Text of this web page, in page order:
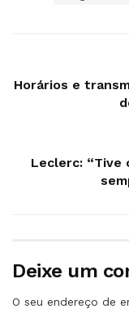
Horários e
Leclerc: “Tive
Deixe um
O seu endereço de